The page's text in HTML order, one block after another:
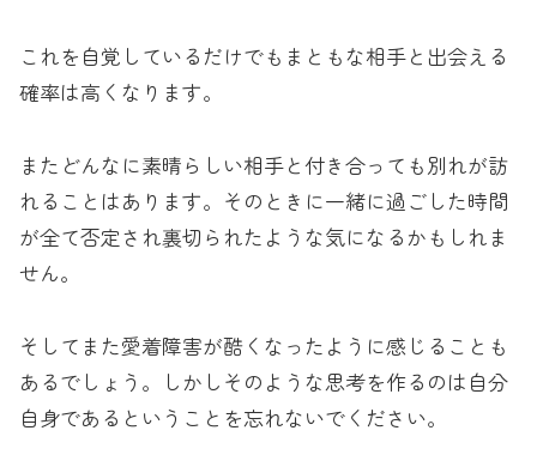
これを自覚しているだけでもまともな相手と出会える
確率は高くなります。
またどんなに素晴らしい相手と付き合っても別れが訪
れることはあります。そのときに一緒に過ごした時間
が全て否定され裏切られたような気になるかもしれま
せん。
そしてまた愛着障害が酷くなったように感じることも
あるでしょう。しかしそのような思考を作るのは自分
自身であるということを忘れないでください。